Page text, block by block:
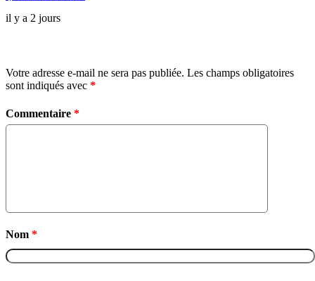
il y a 2 jours
Votre adresse e-mail ne sera pas publiée. Les champs obligatoires
sont indiqués avec *
Commentaire *
Nom *